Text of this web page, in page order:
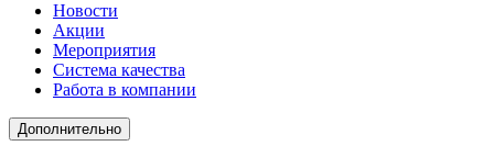
Новости
Акции
Мероприятия
Система качества
Работа в компании
Дополнительно